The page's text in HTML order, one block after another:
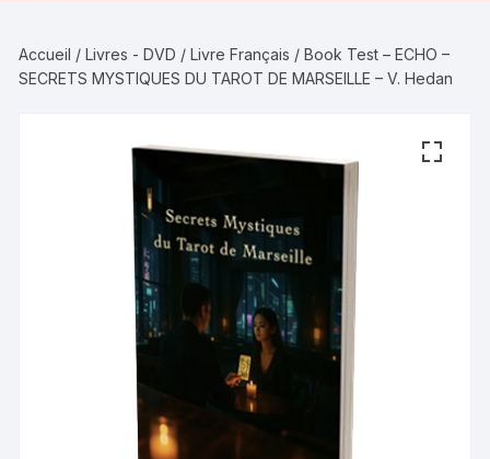
Accueil /Livres - DVD /Livre Français / Book Test – ECHO –
SECRETS MYSTIQUES DU TAROT DE MARSEILLE – V. Hedan